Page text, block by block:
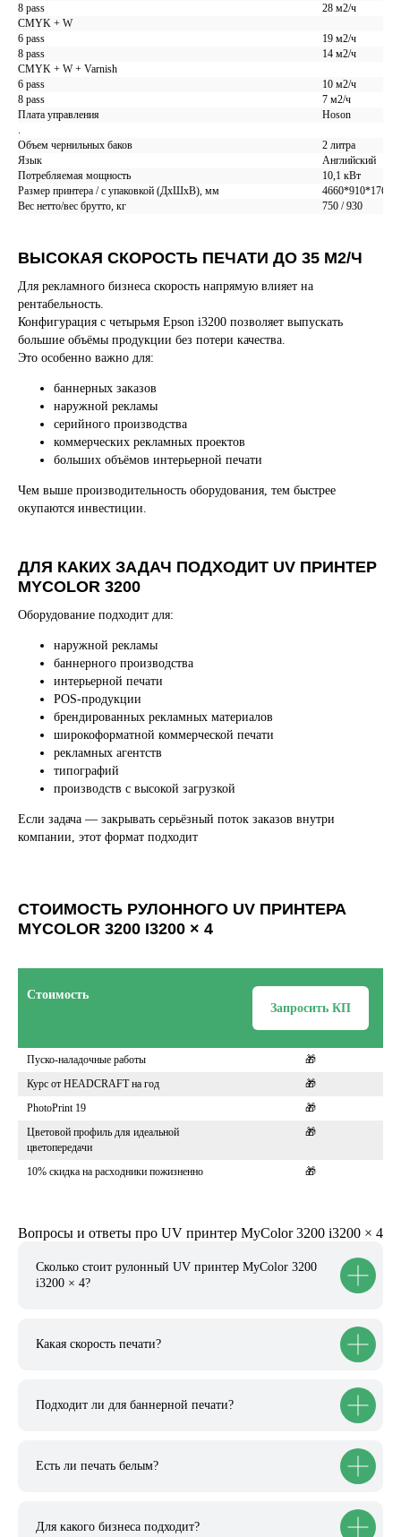
8 pass
28 м2/ч
CMYK + W
6 pass
19 м2/ч
8 pass
14 м2/ч
CMYK + W + Varnish
6 pass
10 м2/ч
8 pass
7 м2/ч
Плата управления
Hoson
Объем чернильных баков
2 литра
Язык
Английский
Потребляемая мощность
10,1 кВт
Размер принтера / с упаковкой (ДхШхВ), мм
4660*910*1760 /
Вес нетто/вес брутто, кг
750 / 930
ВЫСОКАЯ СКОРОСТЬ ПЕЧАТИ ДО 35 М2/Ч
Для рекламного бизнеса скорость напрямую влияет на
рентабельность.
Конфигурация с четырьмя Epson i3200 позволяет выпускать
большие объёмы продукции без потери качества.
Это особенно важно для:
баннерных заказов
наружной рекламы
серийного производства
коммерческих рекламных проектов
больших объёмов интерьерной печати
Чем выше производительность оборудования, тем быстрее
окупаются инвестиции.
ДЛЯ КАКИХ ЗАДАЧ ПОДХОДИТ UV ПРИНТЕР
MYCOLOR 3200
Оборудование подходит для:
наружной рекламы
баннерного производства
интерьерной печати
POS-продукции
брендированных рекламных материалов
широкоформатной коммерческой печати
рекламных агентств
типографий
производств с высокой загрузкой
Если задача — закрывать серьёзный поток заказов внутри
компании, этот формат подходит
СТОИМОСТЬ РУЛОННОГО UV ПРИНТЕРА
MYCOLOR 3200 I3200 × 4
Стоимость
Запросить КП
Пуско-наладочные работы
🎁
Курс от HEADCRAFT на год
🎁
PhotoPrint 19
🎁
Цветовой профиль для идеальной
цветопередачи
🎁
10% скидка на расходники пожизненно 🎁
Вопросы и ответы про UV принтер MyColor 3200 i3200 × 4
Сколько стоит рулонный UV принтер MyColor 3200
i3200 × 4?
Какая скорость печати?
Подходит ли для баннерной печати?
Есть ли печать белым?
Для какого бизнеса подходит?
Все вопросы
✅ Себестоимость печати у наших клиентов
🔥 Это даёт возможность зарабатывать больше
В итоге ваш ДТФ-принтер окупается
а бизнес сразу выходит
позицию.
ПЕЧАТИ
Выбрать расходные материалы